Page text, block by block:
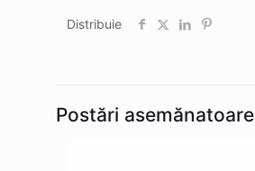
Distribuie
Postări asemănatoare